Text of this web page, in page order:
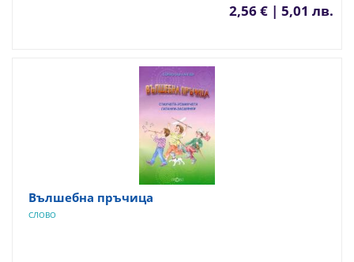
2,56 € | 5,01 лв.
Вълшебна пръчица
СЛОВО